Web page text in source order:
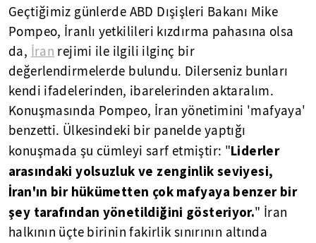
Geçtiğimiz günlerde ABD Dışişleri Bakanı Mike
Pompeo, İranlı yetkilileri kızdırma pahasına olsa
da, İran rejimi ile ilgili ilginç bir
değerlendirmelerde bulundu. Dilerseniz bunları
kendi ifadelerinden, ibarelerinden aktaralım.
Konuşmasında Pompeo, İran yönetimini 'mafyaya'
benzetti. Ülkesindeki bir panelde yaptığı
konuşmada şu cümleyi sarf etmiştir: "Liderler
arasındaki yolsuzluk ve zenginlik seviyesi,
İran'ın bir hükümetten çok mafyaya benzer bir
şey tarafından yönetildiğini gösteriyor." İran
halkının üçte birinin fakirlik sınırının altında